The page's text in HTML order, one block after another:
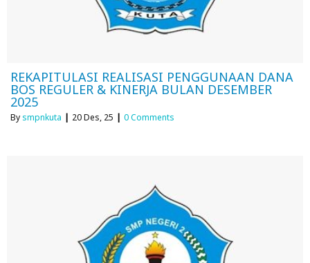
REKAPITULASI REALISASI PENGGUNAAN DANA
BOS REGULER & KINERJA BULAN DESEMBER
2025
By smpnkuta | 20Des, 25 | 0 Comments